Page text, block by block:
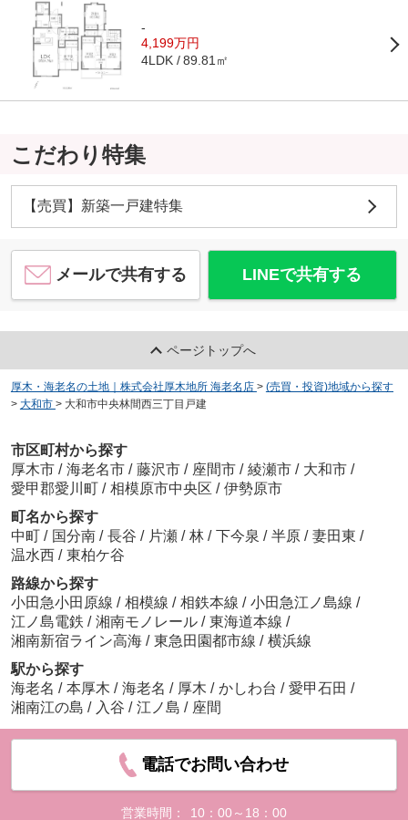
-
4,199万円
4LDK 89.81㎡
こだわり特集
【売買】新築一戸建特集
メールで共有する LINEで共有する
ページトップへ
厚木・海老名の土地｜株式会社厚木地所 海老名店 > (売買・投資)地域から探す
> 大和市 > 大和市中央林間西三丁目戸建
市区町村から探す
厚木市 / 海老名市 / 藤沢市 / 座間市 / 綾瀬市 / 大和市 /
愛甲郡愛川町 / 相模原市中央区 / 伊勢原市
町名から探す
中町 / 国分南 / 長谷 / 片瀬 / 林 / 下今泉 / 半原 / 妻田東 /
温水西 / 東柏ケ谷
路線から探す
小田急小田原線 / 相模線 / 相鉄本線 / 小田急江ノ島線 /
江ノ島電鉄 / 湘南モノレール / 東海道本線 /
湘南新宿ライン高海 / 東急田園都市線 / 横浜線
駅から探す
海老名 / 本厚木 / 海老名 / 厚木 / かしわ台 / 愛甲石田 /
湘南江の島 / 入谷 / 江ノ島 / 座間
電話でお問い合わせ
営業時間： 10：00～18：00